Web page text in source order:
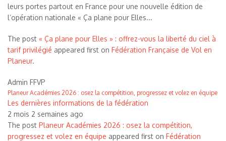
leurs portes partout en France pour une nouvelle édition de
l’opération nationale « Ça plane pour Elles...
The post « Ça plane pour Elles » : offrez-vous la liberté du ciel à
tarif privilégié appeared first on Fédération Française de Vol en
Planeur.
Admin FFVP
Planeur Académies 2026 : osez la compétition, progressez et volez en équipe
Les dernières informations de la fédération
2 mois 2 semaines ago
The post Planeur Académies 2026 : osez la compétition,
progressez et volez en équipe appeared first on Fédération